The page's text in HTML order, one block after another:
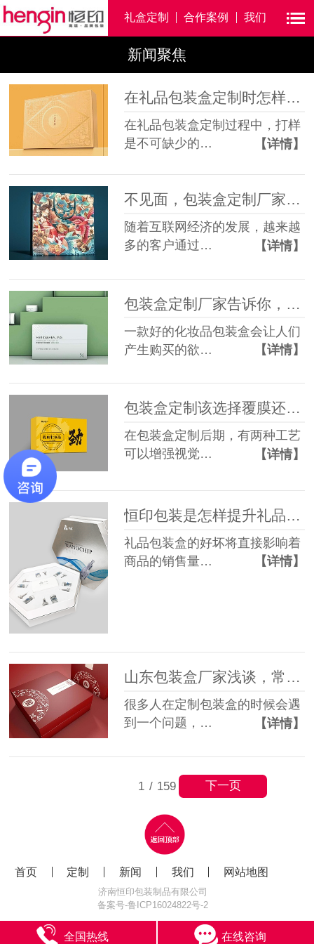
礼盒定制 合作案例 我们
新闻聚焦
在礼品包装盒定制时怎样打好实样？
在礼品包装盒定制过程中，打样
是不可缺少的…
【详情】
不见面，包装盒定制厂家恒印包装让您舒心定制产品包装盒
随着互联网经济的发展，越来越
多的客户通过…
【详情】
包装盒定制厂家告诉你，化妆品包装盒注重实用还是美感
一款好的化妆品包装盒会让人们
产生购买的欲…
【详情】
包装盒定制该选择覆膜还是过油工艺？
在包装盒定制后期，有两种工艺
可以增强视觉…
【详情】
恒印包装是怎样提升礼品包装盒受欢迎程度的？
礼品包装盒的好坏将直接影响着
商品的销售量…
【详情】
山东包装盒厂家浅谈，常用的包装盒内托有哪些？
很多人在定制包装盒的时候会遇
到一个问题，…
【详情】
1 / 159 下一页
首页 定制 新闻 我们 网站地图
济南恒印包装制品有限公司
备案号-鲁ICP16024822号-2
全国热线 在线咨询